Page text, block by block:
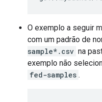
O exemplo a seguir
com um padrão de
sample*.csv na
exemplo não
fed-samples .